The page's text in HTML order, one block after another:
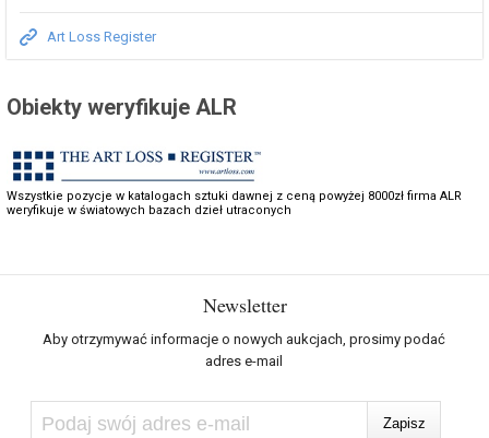
Art Loss Register
Obiekty weryfikuje ALR
Wszystkie pozycje w katalogach sztuki dawnej z ceną powyżej 8000zł firma ALR
weryfikuje w światowych bazach dzieł utraconych
Newsletter
Aby otrzymywać informacje o nowych aukcjach, prosimy podać
adres e-mail